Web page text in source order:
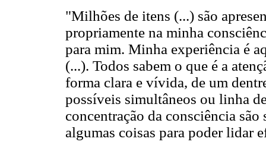
"Milhões de itens (...) são
propriamente na minha
para mim. Minha experiência é
(...). Todos sabem o que é a
forma clara e vívida, de um
possíveis simultâneos ou linha
concentração da consciência são
algumas coisas para poder lidar